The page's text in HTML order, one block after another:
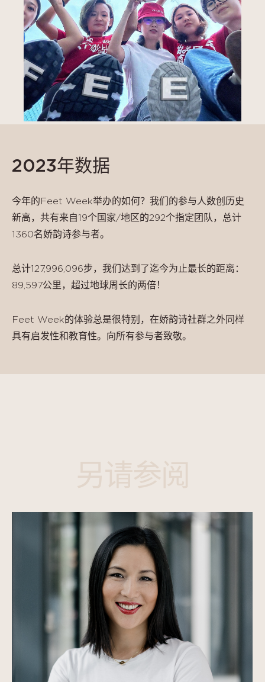
2023年数据
今年的Feet Week举办的如何？我们的参与人数创历史
新高，共有来自19个国家/地区的292个指定团队，总计
1360名娇韵诗参与者。
总计127,996,096步，我们达到了迄今为止最长的距离：
89,597公里，超过地球周长的两倍！
Feet Week的体验总是很特别，在娇韵诗社群之外同样
具有启发性和教育性。向所有参与者致敬。